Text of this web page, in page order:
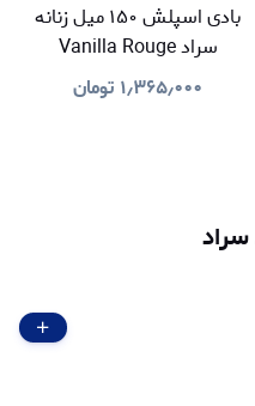
بادی اسپلش ۱۵۰ میل زنانه
سراد Vanilla Rouge
۱٫۳۶۵٫۰۰۰ تومان